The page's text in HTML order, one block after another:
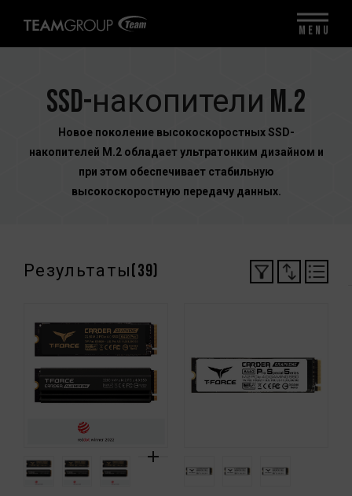
SSD-накопители M.2
Новое поколение высокоскоростных SSD-
накопителей M.2 обладает ультратонким дизайном и
при этом обеспечивает стабильную
высокоскоростную передачу данных.
Результаты(39)
MENU